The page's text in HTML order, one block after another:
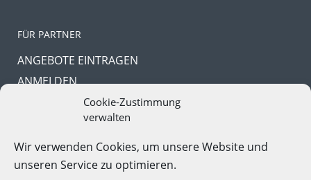
Cookie-Zustimmung
verwalten
Wir verwenden Cookies, um unsere Website und
unseren Service zu optimieren.
FÜR PARTNER
ANGEBOTE EINTRAGEN
ANMELDEN
PASSWORT VERGESSEN